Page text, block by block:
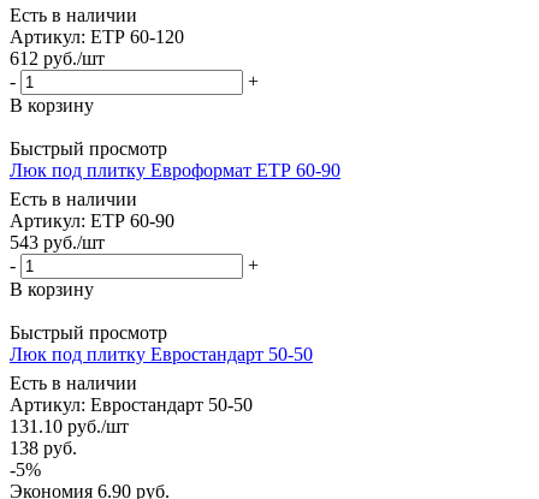
Есть в наличии
Артикул: ЕТР 60-120
612 руб./шт
-
+
В корзину
Быстрый просмотр
Люк под плитку Евроформат ЕТР 60-90
Есть в наличии
Артикул: ЕТР 60-90
543 руб./шт
-
+
В корзину
Быстрый просмотр
Люк под плитку Евростандарт 50-50
Есть в наличии
Артикул: Евростандарт 50-50
131.10 руб./шт
138 руб.
-5%
Экономия 6.90 руб.